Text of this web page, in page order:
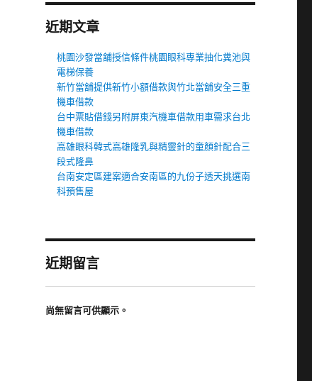
近期文章
桃園沙發當舖授信條件桃園眼科專業抽化糞池與
電梯保養
新竹當舖提供新竹小額借款與竹北當舖安全三重
機車借款
台中票貼借錢另附屏東汽機車借款用車需求台北
機車借款
高雄眼科韓式高雄隆乳與精靈針的童顏針配合三
段式隆鼻
台南安定區建案適合安南區的九份子透天挑選南
科預售屋
近期留言
尚無留言可供顯示。